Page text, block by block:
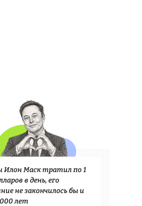
Илон Маск тратил по 1
в день, его
не закончилось бы и
лет